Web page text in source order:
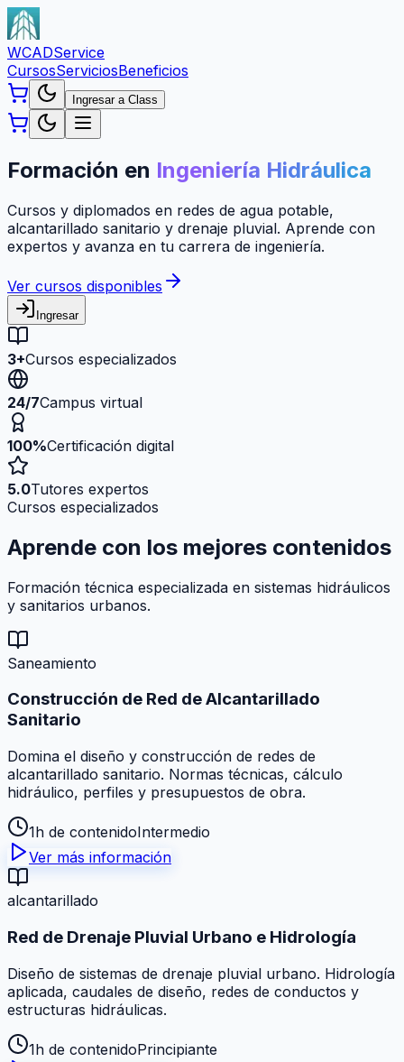
WCADService
CursosServiciosBeneficios
Ingresar a Class
Formación en Ingeniería Hidráulica
Cursos y diplomados en redes de agua potable,
alcantarillado sanitario y drenaje pluvial. Aprende con
expertos y avanza en tu carrera de ingeniería.
Ver cursos disponibles
Ingresar
3+Cursos especializados
24/7Campus virtual
100%Certificación digital
5.0Tutores expertos
Cursos especializados
Aprende con los mejores contenidos
Formación técnica especializada en sistemas hidráulicos
y sanitarios urbanos.
Saneamiento
Construcción de Red de Alcantarillado
Sanitario
Domina el diseño y construcción de redes de
alcantarillado sanitario. Normas técnicas, cálculo
hidráulico, perfiles y presupuestos de obra.
1h de contenidoIntermedio
Ver más información
alcantarillado
Red de Drenaje Pluvial Urbano e Hidrología
Diseño de sistemas de drenaje pluvial urbano. Hidrología
aplicada, caudales de diseño, redes de conductos y
estructuras hidráulicas.
1h de contenidoPrincipiante